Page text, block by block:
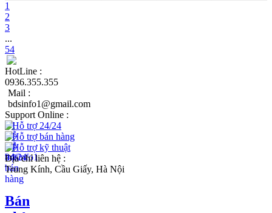
1
2
3
...
54
HotLine :
0936.355.355
Mail :
bdsinfo1@gmail.com
Support Online :
Hỗ trợ 24/24
Hỗ trợ bán hàng
Hỗ trợ kỹ thuật
Địa chỉ liên hệ :
Trung Kính, Cầu Giấy, Hà Nội
Bán